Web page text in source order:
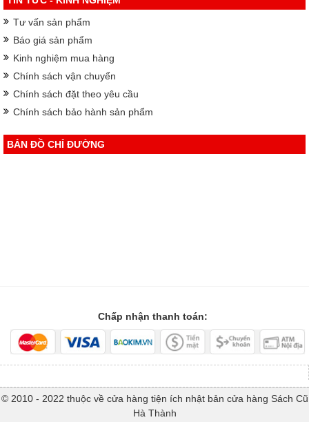
Tư vấn sản phẩm
Báo giá sản phẩm
Kinh nghiệm mua hàng
Chính sách vận chuyển
Chính sách đặt theo yêu cầu
Chính sách bảo hành sản phẩm
BẢN ĐỒ CHỈ ĐƯỜNG
Chấp nhận thanh toán:
© 2010 - 2022 thuộc về cửa hàng tiện ích nhật bản cửa hàng Sách Cũ
Hà Thành